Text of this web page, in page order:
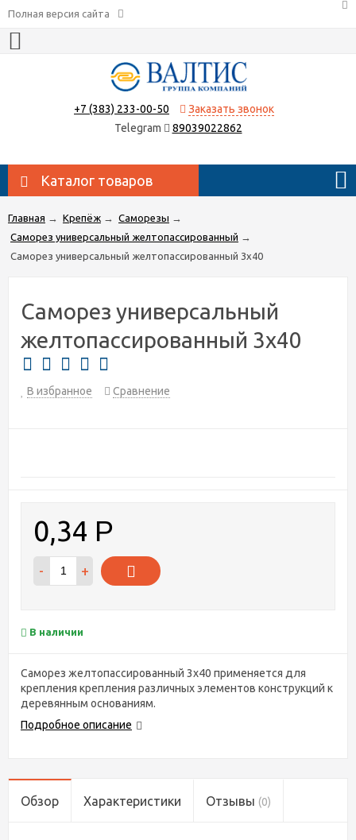
Полная версия сайта
+7 (383) 233-00-50
Заказать звонок
Telegram
89039022862
Каталог товаров
Главная → Крепёж → Саморезы →
Саморез универсальный желтопассированный →
Саморез универсальный желтопассированный 3х40
Саморез универсальный
желтопассированный 3х40
В избранное Сравнение
0,34 Р
- +
В наличии
​Саморез желтопассированный 3х40 применяется для
крепления крепления различных элементов конструкций к
деревянным основаниям.
Подробное описание
Обзор Характеристики Отзывы (0)